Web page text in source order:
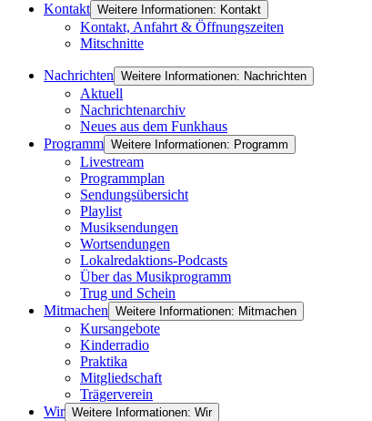
Kontakt Weitere Informationen: Kontakt
Kontakt, Anfahrt & Öffnungszeiten
Mitschnitte
Nachrichten Weitere Informationen: Nachrichten
Aktuell
Nachrichtenarchiv
Neues aus dem Funkhaus
Programm Weitere Informationen: Programm
Livestream
Programmplan
Sendungsübersicht
Playlist
Musiksendungen
Wortsendungen
Lokalredaktions-Podcasts
Über das Musikprogramm
Trug und Schein
Mitmachen Weitere Informationen: Mitmachen
Kursangebote
Kinderradio
Praktika
Mitgliedschaft
Trägerverein
Wir Weitere Informationen: Wir